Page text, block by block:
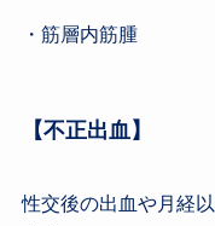
・筋層内筋腫
【不正出血】
性交後の出血や月経